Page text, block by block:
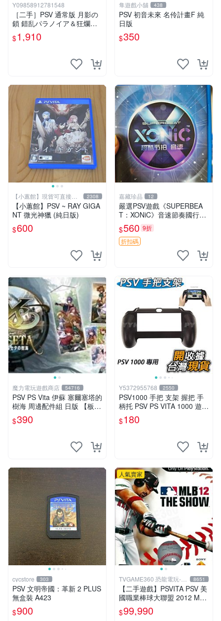
Y09858912781548
［二手］PSV 通常版 月影の
鎖 錯乱パラノイア＆狂爛モ
ラトリアム 乙女遊戲 TAKUY
O 拓洋
$1,910
隼遊戲小舖 438
PSV 初音未來 名伶計畫F 純
日版
$350
【小蕙館】現貨可直接下
標
2308
【小蕙館】PSV ~ RAY GIGA
NT 微光神獵 (純日版)
$600
嘉藏珍品 12
嚴選PSV遊戲《SUPERBEA
T：XONiC》音速節奏國行版
音速 游戲 節奏機
$560 9折
折扣碼
魔力電玩遊戲商店 54716
PSV PS Vita 伊蘇 塞爾塞塔的
樹海 周邊配件組 日版 【板橋
魔力】
$390
Y5372955768 2550
PSV1000 手把 支架 握把 手
柄托 PSV PS VITA 1000 遊戲
手把 PSV手把 PSV握把 手把
支架
$180
cycstore 303
PSV 文明帝國：革新 2 PLUS
無盒裝 A423
$900
人氣賣家
TVGAME360 恐龍電玩-台
中店
8651
【二手遊戲】PSVITA PSV 美
國職業棒球大聯盟 2012 MLB
THE SHOW 12 英文版 【台
中恐龍電玩】
$99,990